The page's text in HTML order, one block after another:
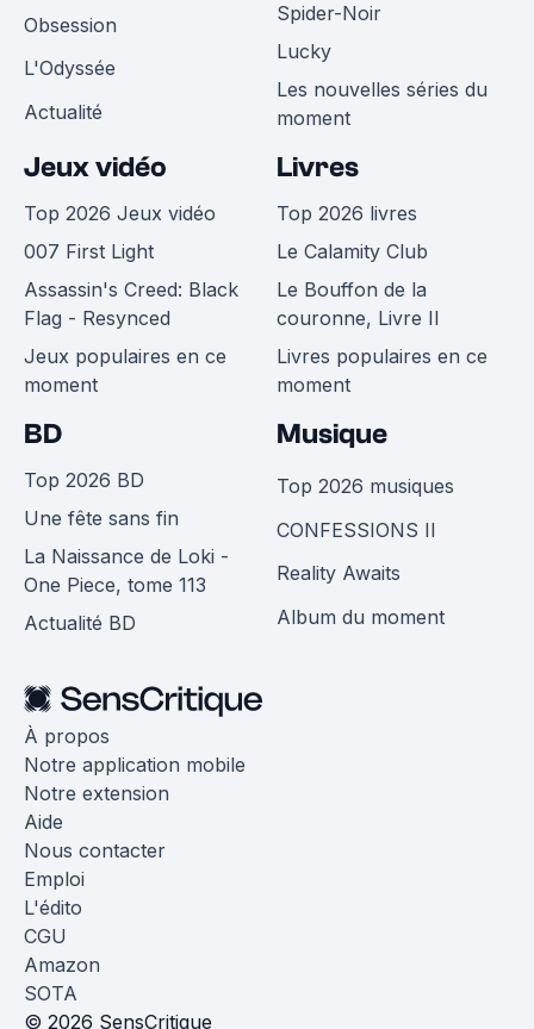
Obsession
L'Odyssée
Actualité
Spider-Noir
Lucky
Les nouvelles séries du
moment
Jeux vidéo
Top 2026 Jeux vidéo
007 First Light
Assassin's Creed: Black
Flag - Resynced
Jeux populaires en ce
moment
Livres
Top 2026 livres
Le Calamity Club
Le Bouffon de la
couronne, Livre II
Livres populaires en ce
moment
BD
Top 2026 BD
Une fête sans fin
La Naissance de Loki -
One Piece, tome 113
Actualité BD
Musique
Top 2026 musiques
CONFESSIONS II
Reality Awaits
Album du moment
À propos
Notre application mobile
Notre extension
Aide
Nous contacter
Emploi
L'édito
CGU
Amazon
SOTA
© 2026 SensCritique